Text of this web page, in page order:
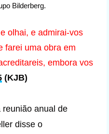
Bilderberg.
olhai, e admirai-vos
farei uma obra em
embora vos
(KJB)
reunião anual de
disse o